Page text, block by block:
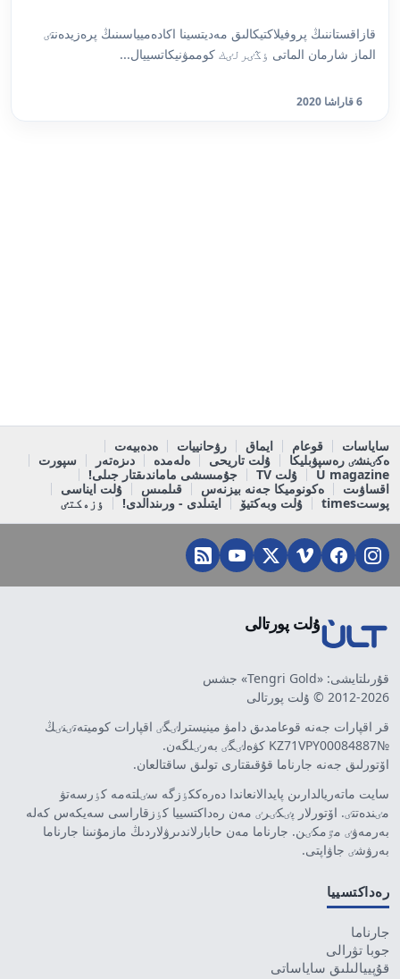
قازاقستاننىڭ پروفيلاكتيكالىق مەديتسينا اكادەميياسىنىڭ پرەزيدەنتٸ
الماز شارمان الماتى ٶڭٸرلٸك كوممۋنيكاتسييال...
6 قاراشا 2020
ساياسات قوعام ايماق رۋحانييات
ەدەبيەت
ەكٸنشٸ رەسپۋبليكا
ۇلت تاريحى ەلەمدە دىزەتەر
سپورت
U magazine
ۇلت TV
جۇمىسشى ماماندىقتار جىلى!
اقساۋىت
ەكونوميكا جەنە بيزنەس قىلمىس
ۇلت ايناسى
پوستtimes
ۇلت وبەكتيۆ ايتىلدى - ورىندالدى! ٶزەكتٸ
ۇلت پورتالى
قۇرىلتايشى: «Tengri Gold» جشس
2012-2026 © ۇلت پورتالى
قر اقپارات جەنە قوعامدىق دامۋ مينيسترلٸگٸ اقپارات كوميتەتٸنٸڭ
№KZ71VPY00084887 كۋەلٸگٸ بەرٸلگەن.
اۆتورلىق جەنە جارناما قۇقىقتارى تولىق ساقتالعان.
سايت ماتەريالدارىن پايدالانعاندا دەرەككٶزگە سٸلتەمە كٶرسەتۋ
مٸندەتتٸ. اۆتورلار پٸكٸرٸ مەن رەداكتسييا كٶزقاراسى سەيكەس كەلە
بەرمەۋٸ مٷمكٸن. جارناما مەن حابارلاندىرۋلاردىڭ مازمۇنىنا جارناما
بەرۋشٸ جاۋاپتى.
رەداكتسييا
جارناما
جوبا تۋرالى
قۇپييالىلىق ساياساتى